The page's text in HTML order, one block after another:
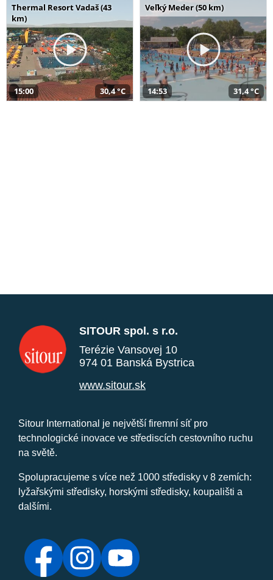
Thermal Resort Vadaš (43
km)
15:00 30,4 °C
Veľký Meder (50 km)
14:53 31,4 °C
SITOUR spol. s r.o.
Terézie Vansovej 10
974 01 Banská Bystrica
www.sitour.sk
Sitour International je největší firemní síť pro
technologické inovace ve střediscích cestovního ruchu
na světě.
Spolupracujeme s více než 1000 středisky v 8 zemích:
lyžařskými středisky, horskými středisky, koupališti a
dalšími.